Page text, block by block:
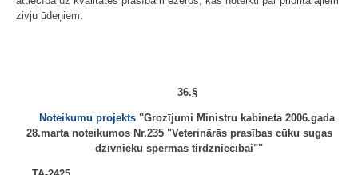
zivju ūdeņiem.
36.§
Noteikumu projekts "Grozījumi Ministru kabineta 2006.gada
28.marta noteikumos Nr.235 "Veterinārās prasības cūku sugas
dzīvnieku spermas tirdzniecībai""